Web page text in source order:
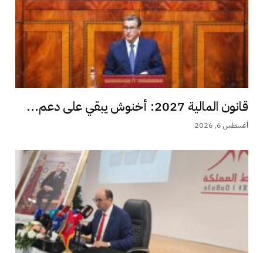
قانون المالية 2027: أخنوش يبقي على دعم...
أغسطس 6, 2026